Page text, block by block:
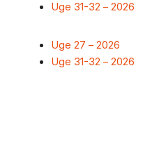
Uge 31-32 – 2026
Uge 27 – 2026
Uge 31-32 – 2026